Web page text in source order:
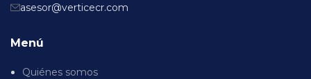
asesor@verticecr.com
Menú
Quiénes somos